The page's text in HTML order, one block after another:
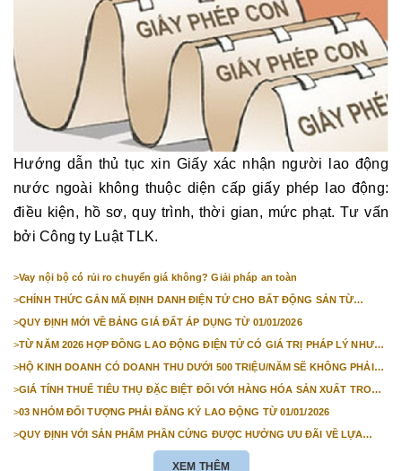
Hướng dẫn thủ tục xin Giấy xác nhận người lao động
nước ngoài không thuộc diện cấp giấy phép lao động:
điều kiện, hồ sơ, quy trình, thời gian, mức phạt. Tư vấn
bởi Công ty Luật TLK.
>Vay nội bộ có rủi ro chuyển giá không? Giải pháp an toàn
>CHÍNH THỨC GẮN MÃ ĐỊNH DANH ĐIỆN TỬ CHO BẤT ĐỘNG SẢN TỪ
>QUY ĐỊNH MỚI VỀ BẢNG GIÁ ĐẤT ÁP DỤNG TỪ 01/01/2026
>TỪ NĂM 2026 HỢP ĐỒNG LAO ĐỘNG ĐIỆN TỬ CÓ GIÁ TRỊ PHÁP LÝ NHƯ
>HỘ KINH DOANH CÓ DOANH THU DƯỚI 500 TRIỆU/NĂM SẼ KHÔNG PHẢI
>GIÁ TÍNH THUẾ TIÊU THỤ ĐẶC BIỆT ĐỐI VỚI HÀNG HÓA SẢN XUẤT TRONG
>03 NHÓM ĐỐI TƯỢNG PHẢI ĐĂNG KÝ LAO ĐỘNG TỪ 01/01/2026
>QUY ĐỊNH VỚI SẢN PHẨM PHẦN CỨNG ĐƯỢC HƯỞNG ƯU ĐÃI VỀ LỰA
XEM THÊM